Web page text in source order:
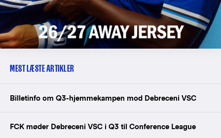
MEST LÆSTE ARTIKLER
Billetinfo om Q3-hjemmekampen mod Debreceni VSC
FCK møder Debreceni VSC i Q3 til Conference League